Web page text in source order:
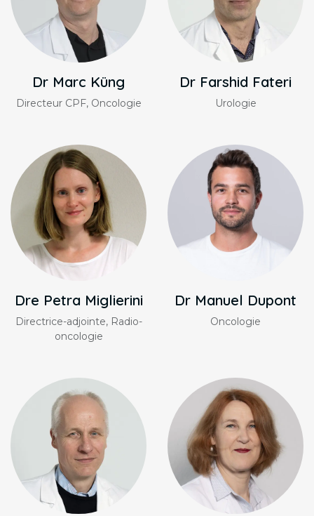
Dr Marc Küng
Directeur CPF, Oncologie
Dr Farshid Fateri
Urologie
Dre Petra Miglierini
Directrice-adjointe, Radio-
oncologie
Dr Manuel Dupont
Oncologie